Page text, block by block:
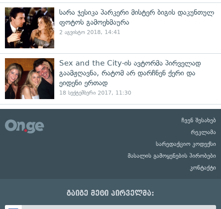
სარა ჯესიკა პარკერი მისტერ ბიგის დაკუნთულ
ფოტოს გამოეხმაურა
2 აგვისტო 2018, 14:41
Sex and the City-ის ავტორმა პირველად
გაამჟღავნა, რატომ არ დარჩნენ ქერი და
ეიდენი ერთად
18 სექტემბერი 2017, 11:30
ჩვენ შესახებ
რეკლამა
სარედაქციო კოდექსი
მასალის გამოყენების პირობები
კონტაქტი
გაიგე მეტი პირველმა: